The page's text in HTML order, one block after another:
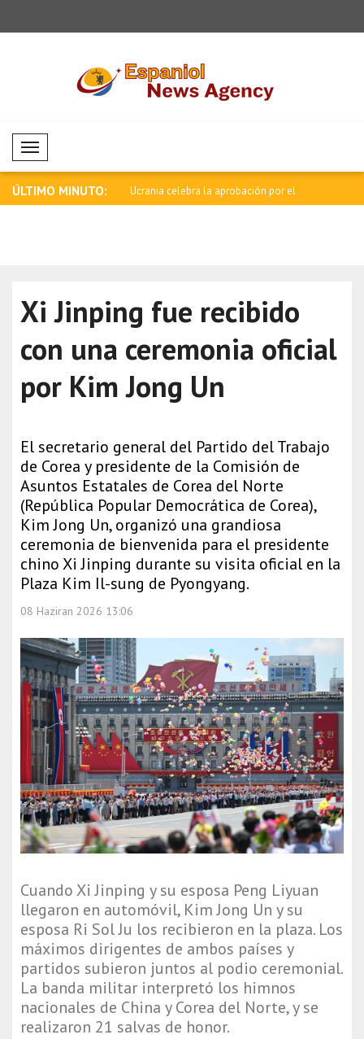
Mobil Menü
ÚLTIMO MINUTO:
la aprobación por el Milatovic felicita a la selección de bal..
Xi Jinping fue recibido
con una ceremonia oficial
por Kim Jong Un
El secretario general del Partido del Trabajo
de Corea y presidente de la Comisión de
Asuntos Estatales de Corea del Norte
(República Popular Democrática de Corea),
Kim Jong Un, organizó una grandiosa
ceremonia de bienvenida para el presidente
chino Xi Jinping durante su visita oficial en la
Plaza Kim Il-sung de Pyongyang.
08 Haziran 2026 13:06
Cuando Xi Jinping y su esposa Peng Liyuan
llegaron en automóvil, Kim Jong Un y su
esposa Ri Sol Ju los recibieron en la plaza. Los
máximos dirigentes de ambos países y
partidos subieron juntos al podio ceremonial.
La banda militar interpretó los himnos
nacionales de China y Corea del Norte, y se
realizaron 21 salvas de honor.